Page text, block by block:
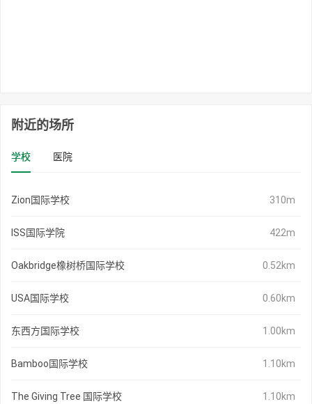
附近的场所
学校 医院
Zion国际学校 310m
ISS国际学院 422m
Oakbridge橡树桥国际学校 0.52km
USA国际学校 0.60km
东西方国际学校 1.00km
Bamboo国际学校 1.10km
The Giving Tree 国际学校 1.10km